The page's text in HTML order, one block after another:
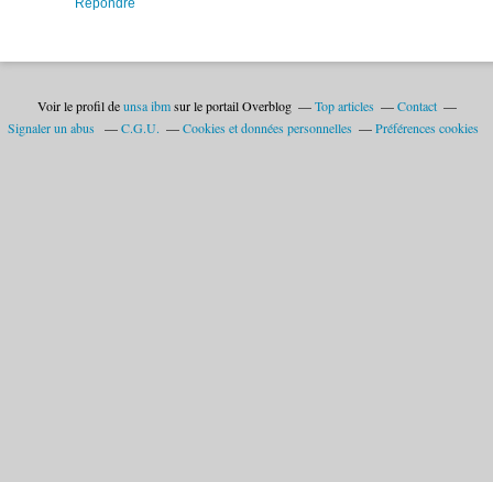
Répondre
Voir le profil deunsa ibmsur le portail Overblog Top articles
Contact
Signaler un abus
C.G.U. Cookies et données personnelles Préférences cookies